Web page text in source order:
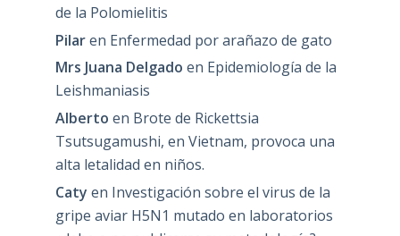
de la Polomielitis
Pilaren Enfermedad por arañazo de gato
Mrs Juana Delgado en Epidemiología de la
Leishmaniasis
Alberto en Brote de Rickettsia
Tsutsugamushi, en Vietnam, provoca una
alta letalidad en niños.
Caty en Investigación sobre el virus de la
gripe aviar H5N1 mutado en laboratorios